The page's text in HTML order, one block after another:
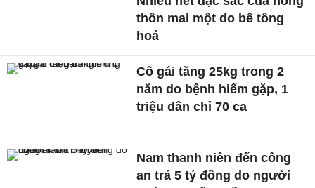
thôn mai một do bê tông
hoá
Cô gái tăng 25kg trong 2
năm do bệnh hiếm gặp, 1
triệu dân chỉ 70 ca
Nam thanh niên đến công
an trả 5 tỷ đồng do người